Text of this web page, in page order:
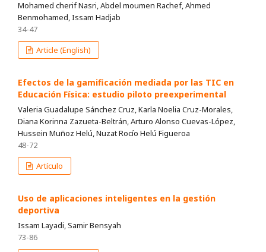
Mohamed cherif Nasri, Abdel moumen Rachef, Ahmed
Benmohamed, Issam Hadjab
34-47
Article (English)
Efectos de la gamificación mediada por las TIC en
Educación Física: estudio piloto preexperimental
Valeria Guadalupe Sánchez Cruz, Karla Noelia Cruz-Morales,
Diana Korinna Zazueta-Beltrán, Arturo Alonso Cuevas-López,
Hussein Muñoz Helú, Nuzat Rocío Helú Figueroa
48-72
Artículo
Uso de aplicaciones inteligentes en la gestión
deportiva
Issam Layadi, Samir Bensyah
73-86